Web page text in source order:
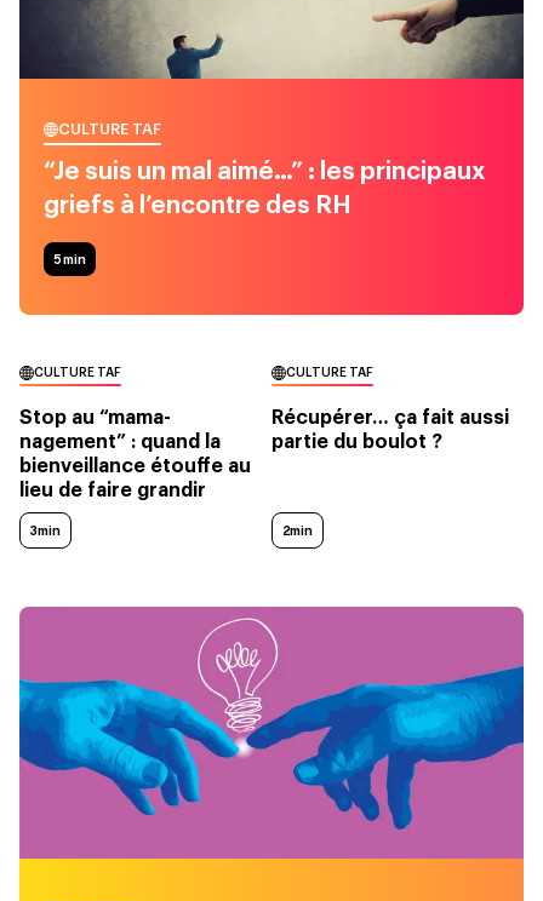
CULTURE TAF
“Je suis un mal aimé…” : les principaux
griefs à l’encontre des RH
5min
CULTURE TAF
Stop au “mama-
nagement” : quand la
bienveillance étouffe au
lieu de faire grandir
3min
CULTURE TAF
Récupérer… ça fait aussi
partie du boulot ?
2min